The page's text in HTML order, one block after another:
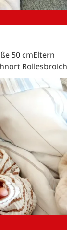
50 cmEltern
Rollesbroich